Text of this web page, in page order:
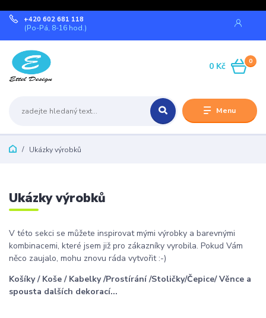
Menu
+420 602 681 118
(Po-Pá, 8-16 hod.)
0
0 Kč
Ukázky výrobků
Ukázky výrobků
V této sekci se můžete inspirovat mými výrobky a barevnými
kombinacemi, které jsem již pro zákazníky vyrobila. Pokud Vám
něco zaujalo, mohu znovu ráda vytvořit :-)
Košíky / Koše / Kabelky /Prostírání /Stoličky/Čepice/ Věnce a
spousta dalších dekorací...